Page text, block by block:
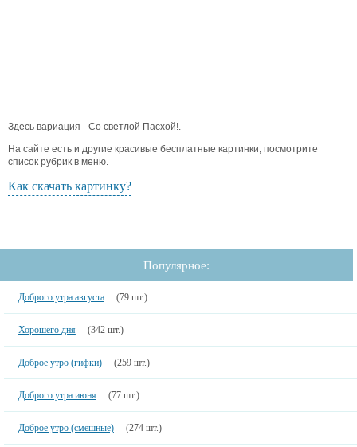
Здесь вариация - Со светлой Пасхой!.
На сайте есть и другие красивые бесплатные картинки, посмотрите
список рубрик в меню.
Как скачать картинку?
Популярное:
Доброго утра августа (79 шт.)
Хорошего дня (342 шт.)
Доброе утро (гифки) (259 шт.)
Доброго утра июня (77 шт.)
Доброе утро (смешные) (274 шт.)